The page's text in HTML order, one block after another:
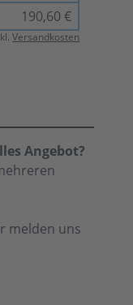
190,60 €
Versandkosten
Angebot?
melden uns